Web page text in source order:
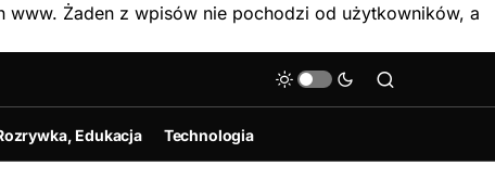
www. Żaden z wpisów nie pochodzi od użytkowników, a
Edukacja Technologia